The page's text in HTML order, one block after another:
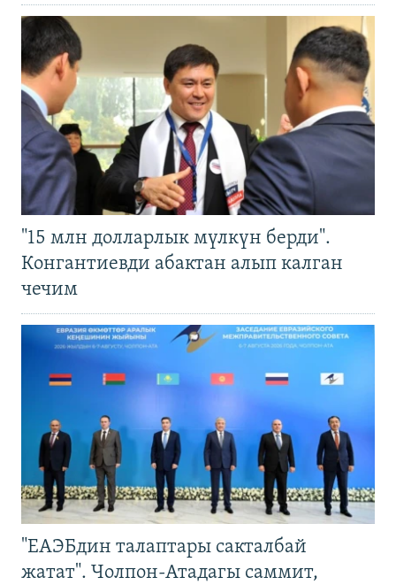
"15 млн долларлык мүлкүн берди".
Конгантиевди абактан алып калган
чечим
"ЕАЭБдин талаптары сакталбай
жатат". Чолпон-Атадагы саммит,